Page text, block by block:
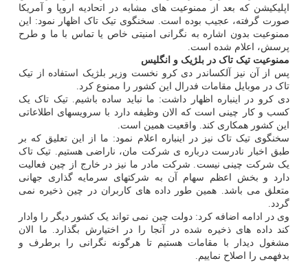
اپلیکیشن که بعد از ممنوعیت های مشابه در اتحادیه اروپا و آمریکا
صورت گرفته، عجیب بوده است. سخنگوی تیک تاک اظهار نمود: این
ممنوعیت بدون اشاره به نگرانی امنیتی خاص یا تماس با ما و طرح
پرسش، اعلام شده است.
ممنوعیت تیک تاک در بلژیک و انگلیس
پس از آن نیز آلکساندر دی کرو نخست وزیر بلژیک استفاده از تیک
تاک در موبایل مقامات فدرال این کشور را ممنوع کرد.
دی کرو در اینباره اظهار داشت: ما نباید ساده باشیم. تیک تاک یک
کسب و کار چینی است که الان وظیفه دارد با سرویسهای اطلاعاتی
این کشور همکاری کند. واقعیت همین است.
سخنگوی تیک تاک نیز در اینباره اعلام نمود: ما از این تعلیق که بر
طبق اخبار نادرست درباره ی شرکت مان، ناراضی هستیم. تیک تاک
یک شرکت چینی نیست. شرکت مادر ما نیز در خارج از چین فعالیت
دارد و بخش اعظم سهام آن به شرکتهای سرمایه گذاری جهانی
متعلق می باشد. همین طور داده های کاربران در چین ذخیره نمی
گردد.
وی در ادامه اضافه کرد: دولت چین نمی تواند یک کشور دیگر را وادار
کند داده های ذخیره شده در آنجا را در اختیارش بگذارد. ما الان
مشغول دیدار با مقامات هستیم تا هرگونه نگرانی را برطرف و
بدفهمی را اصلاح نماییم.